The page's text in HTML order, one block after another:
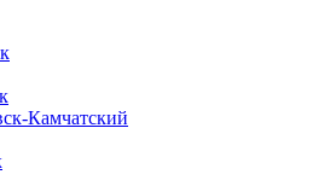
Камчатский